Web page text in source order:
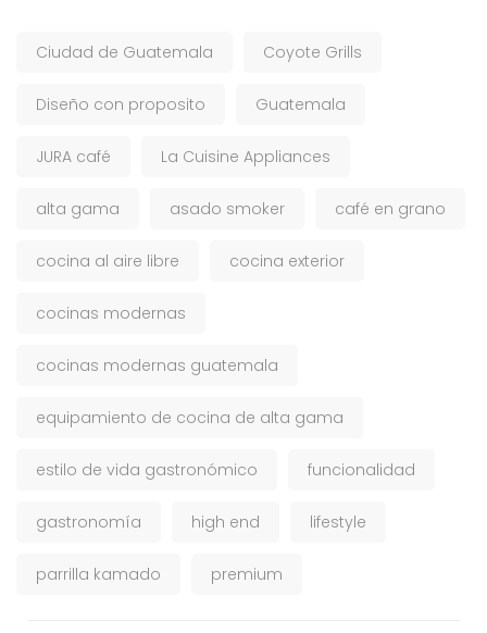
Ciudad de Guatemala Coyote Grills
Diseño con proposito Guatemala
JURA café La Cuisine Appliances
alta gama asado smoker café en grano
cocina al aire libre cocina exterior
cocinas modernas
cocinas modernas guatemala
equipamiento de cocina de alta gama
estilo de vida gastronómico funcionalidad
gastronomía high end lifestyle
parrilla kamado premium